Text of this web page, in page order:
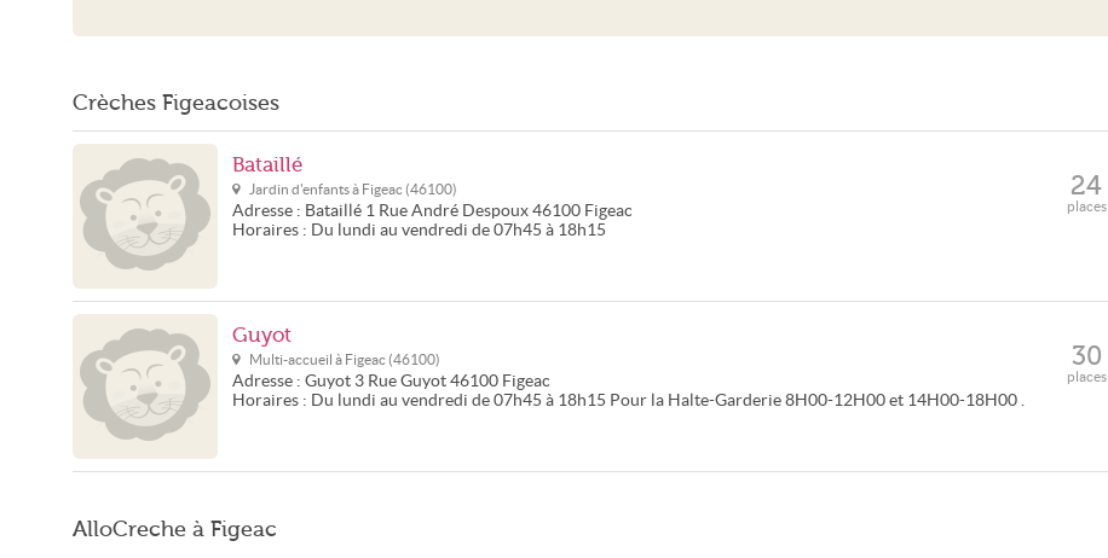
Crèches Figeacoises
Bataillé
Jardin d'enfants à Figeac (46100)
Adresse : Bataillé 1 Rue André Despoux 46100 Figeac
Horaires : Du lundi au vendredi de 07h45 à 18h15
24
places
Guyot
Multi-accueil à Figeac (46100)
Adresse : Guyot 3 Rue Guyot 46100 Figeac
Horaires : Du lundi au vendredi de 07h45 à 18h15 Pour la Halte-Garderie 8H00-12H00 et 14H00-18H00 .
30
places
AlloCreche à Figeac